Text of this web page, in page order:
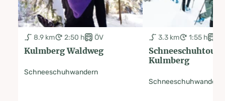
8.9 km 2:50 h ÖV
Kulmberg Waldweg
Schneeschuhwandern
3.3 km 1:55 h
Schneeschuhtour
Kulmberg
Schneeschuhwandern